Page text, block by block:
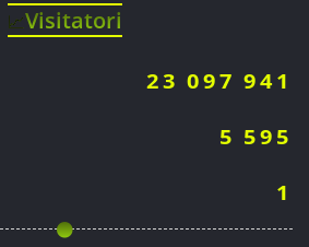
📈Visitatori
23 097 941
5 595
1